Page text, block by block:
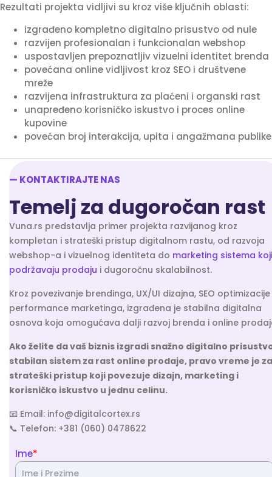
Rezultati projekta vidljivi su kroz više ključnih oblasti:
izgrađeno kompletno digitalno prisustvo od nule
razvijen profesionalan i funkcionalan webshop
uspostavljen prepoznatljiv vizuelni identitet brenda
povećana online vidljivost kroz SEO i društvene
mreže
razvijena infrastruktura za plaćeni i organski rast
unapređeno korisničko iskustvo i proces online
kupovine
povećan broj interakcija, upita i angažmana publike
— KONTAKTIRAJTE NAS
Temelj za dugoročan rast
Vuna.rs predstavlja primer projekta razvijanog kroz
kompletan i strateški pristup digitalnom rastu, od razvoja
webshop-a i vizuelnog identiteta do marketing sistema koji
podržavaju prodaju i dugoročnu skalabilnost.
Kroz povezivanje brendinga, UX/UI dizajna, SEO optimizacije
performance marketinga, izgrađena je stabilna digitalna
osnova koja omogućava dalji razvoj brenda i online
Ako želite da vaš biznis izgradi snažno digitalno
stabilan sistem za rast online prodaje, pravo vreme je za
strateški pristup koji povezuje dizajn, marketing i
korisničko iskustvo u jednu celinu.
📧 Email: info@digitalcortex.rs
📞 Telefon: +381 (060) 0478622
Ime*